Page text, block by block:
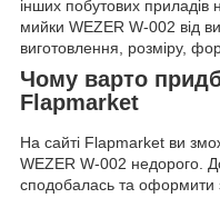
інших побутових приладів
мийки WEZER W-002 від
виготовлення, розміру,
Чому варто
Flapmarket
На сайті Flapmarket ви
WEZER W-002 недорого.
сподобалась та